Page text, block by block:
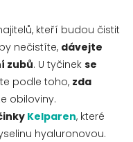
kteří budou čistit
nečistíte, dávejte
zubů. U tyčinek se
podle toho, zda
obiloviny.
Kelparen, které
hyaluronovou.